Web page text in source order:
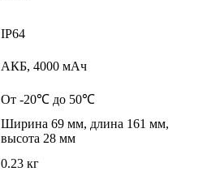
IP64
АКБ, 4000 мАч
От -20℃ до 50℃
Ширина 69 мм, длина 161 мм,
высота 28 мм
0.23 кг